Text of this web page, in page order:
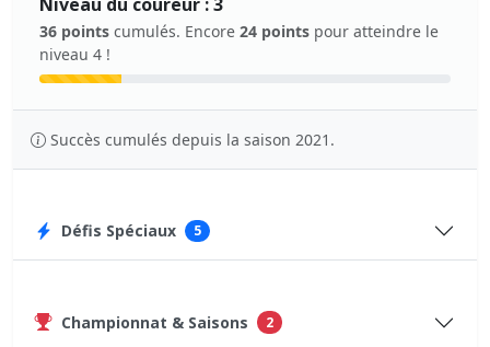
36 points cumulés. Encore 24 points pour atteindre le
niveau 4 !
Succès cumulés depuis la saison 2021.
Défis Spéciaux 5
Championnat & Saisons 2